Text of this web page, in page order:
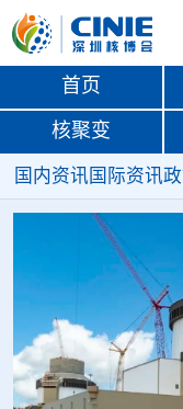
首页
核聚变
国内资讯 国际资讯